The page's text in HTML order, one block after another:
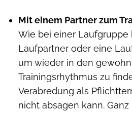
Mit einem Partner zum
Wie bei einer Laufgruppe
Laufpartner oder eine
um wieder in den
Trainingsrhythmus zu
Verabredung als
nicht absagen kann.